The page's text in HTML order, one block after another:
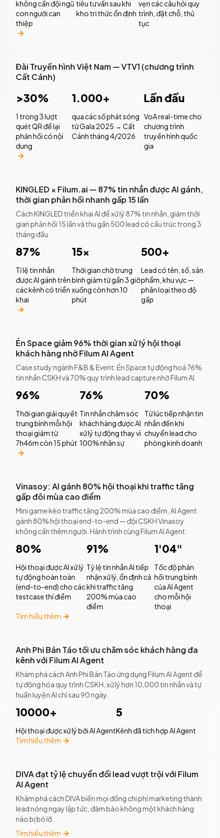
không cần đội ngũ
con người can
thiệp
tiêu tư vấn sau khi
kho tri thức ổn định
vẹn các câu hỏi quy
trình, đặt chỗ, thủ
tục
Đài Truyền hình Việt Nam — VTV1 (chương trình
Cất Cánh)
>30%
1 trong 3 lượt
quét QR để lại
phản hồi có nội
dung
1.000+
qua các số phát sóng
từ Gala 2025 → Cất
Cánh tháng 4/2026
Lần đầu
VoA real-time cho
chương trình
truyền hình quốc
gia
KINGLED × Filum.ai — 87% tin nhắn được AI gánh,
thời gian phản hồi nhanh gấp 15 lần
Cách KINGLED triển khai AI để xử lý 87% tin nhắn, giảm thời
gian phản hồi 15 lần và thu gần 500 lead có cấu trúc trong 3
tháng đầu.
87%
Tỉ lệ tin nhắn
được AI gánh trên
các kênh có triển
khai
15×
Thời gian chờ trung
bình giảm từ gần 3 giờ
xuống còn hơn 10
phút
500+
Lead có tên, số, sản
phẩm, khu vực —
phân loại theo độ
gấp
Én Space giảm 96% thời gian xử lý hội thoại
khách hàng nhờ Filum AI Agent
Case study ngành F&B & Event: Én Space tự động hoá 76%
tin nhắn CSKH và 70% quy trình lead capture nhờ Filum AI.
96%
Thời gian giải quyết
trung bình mỗi hội
thoại giảm từ
7h46m còn 15 phút
76%
Tin nhắn chăm sóc
khách hàng được AI
xử lý tự động thay vì
100% nhân sự
70%
Từ lúc tiếp nhận tin
nhắn đến khi
chuyển lead cho
phòng kinh doanh
Vinasoy: AI gánh 80% hội thoại khi traffic tăng
gấp đôi mùa cao điểm
Mini game kéo traffic tăng 200% mùa cao điểm, AI Agent
gánh 80% hội thoại end-to-end — đội CSKH Vinasoy
không cần thêm người. Hành trình cùng Filum AI Agent.
80%
Hội thoại được AI xử lý
tự động hoàn toàn
(end-to-end) cho các
testcase thí điểm
91%
Tỷ lệ tin nhắn AI tiếp
nhận xử lý, ổn định cả
khi traffic tăng
200% mùa cao
điểm
1'04"
Tốc độ phản
hồi trung bình
của AI Agent
cho mỗi hội
thoại
Tìm hiểu thêm
Anh Phi Bán Táo tối ưu chăm sóc khách hàng đa
kênh với Filum AI Agent
Khám phá cách Anh Phi Bán Táo ứng dụng Filum AI Agent để
tự động hóa quy trình CSKH, xử lý hơn 10,000 tin nhắn và tự
huấn luyện AI chỉ sau 90 ngày.
10000+
Hội thoại được xử lý bởi AI Agent
5
Kênh đã tích hợp AI Agent
Tìm hiểu thêm
DIVA đạt tỷ lệ chuyển đổi lead vượt trội với Filum
AI Agent
Khám phá cách DIVA biến mọi đồng chi phí marketing thành
lead nóng ngay lập tức, đảm bảo không một khách hàng
nào bị bỏ lỡ.
Tìm hiểu thêm